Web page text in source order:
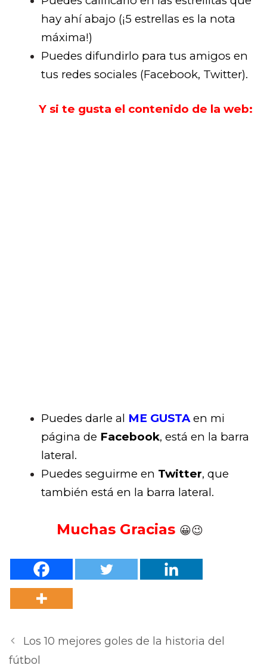
hay ahí abajo (¡5 estrellas es la nota
máxima!)
Puedes difundirlo para tus amigos en
tus redes sociales (Facebook, Twitter).
Y si te gusta el contenido de la web:
Puedes darle al ME GUSTAen mi
página de Facebook, está en la barra
lateral.
Puedes seguirme en Twitter, que
también está en la barra lateral.
Muchas Gracias 😀😉
Los 10 mejores goles de la historia del
fútbol